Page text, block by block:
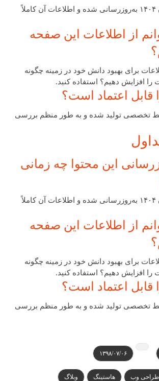
این محتوا در ۲ آبان ۱۴۰۴ به‌روزرسانی شده و اطلاعات آن کاملاً
از اطلاعات این صفحه
برای بهبود دانش خود در زمینه چگونه
افزایش دهیم؟ استفاده کنید.
قابل اعتماد است؟
تخصصی تولید شده و به طور منظم بررسی
این محتوا چه زمانی
این محتوا در ۲ آبان ۱۴۰۴ به‌روزرسانی شده و اطلاعات آن کاملاً
از اطلاعات این صفحه
برای بهبود دانش خود در زمینه چگونه
افزایش دهیم؟ استفاده کنید.
قابل اعتماد است؟
تخصصی تولید شده و به طور منظم بررسی
۱۳۹۸/۰۷/۰۶
طراحی وب هاستینگ وبلاگ